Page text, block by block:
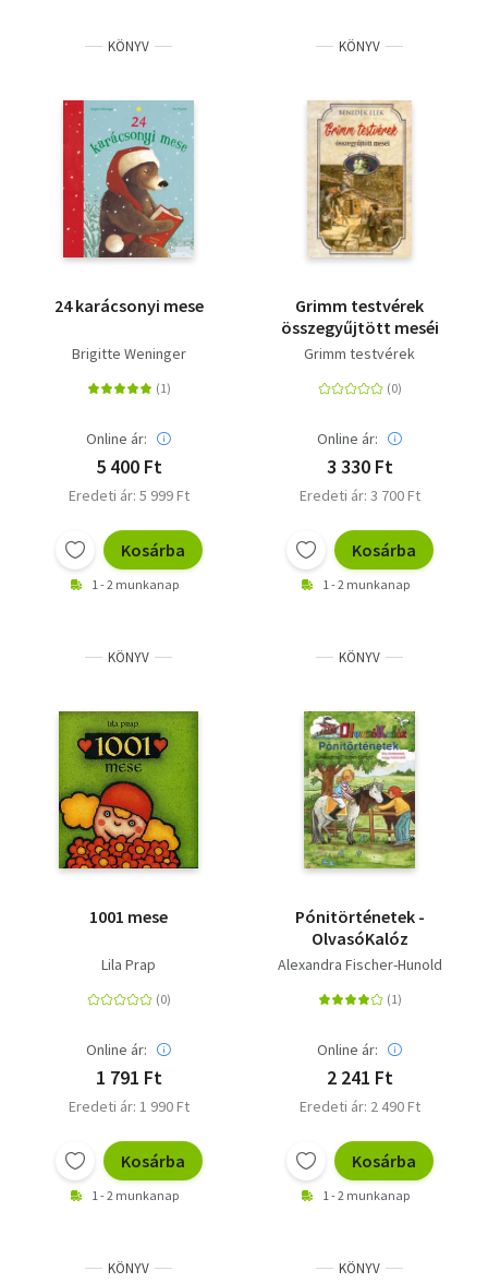
KÖNYV
24 karácsonyi mese
Brigitte Weninger
Online ár:
5 400 Ft
Eredeti ár: 5 999 Ft
Kosárba
1 - 2 munkanap
KÖNYV
Grimm testvérek
összegyűjtött meséi
Grimm testvérek
Online ár:
3 330 Ft
Eredeti ár: 3 700 Ft
Kosárba
1 - 2 munkanap
KÖNYV
1001 mese
Lila Prap
Online ár:
1 791 Ft
Eredeti ár: 1 990 Ft
Kosárba
1 - 2 munkanap
KÖNYV
Pónitörténetek -
OlvasóKalóz
Alexandra Fischer-Hunold
Online ár:
2 241 Ft
Eredeti ár: 2 490 Ft
Kosárba
1 - 2 munkanap
KÖNYV KÖNYV